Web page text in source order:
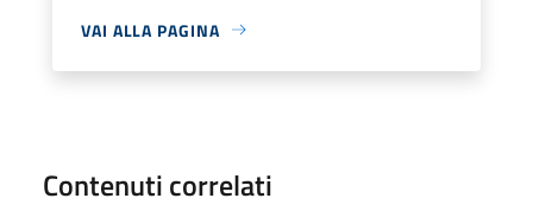
VAI ALLA PAGINA
Contenuti correlati